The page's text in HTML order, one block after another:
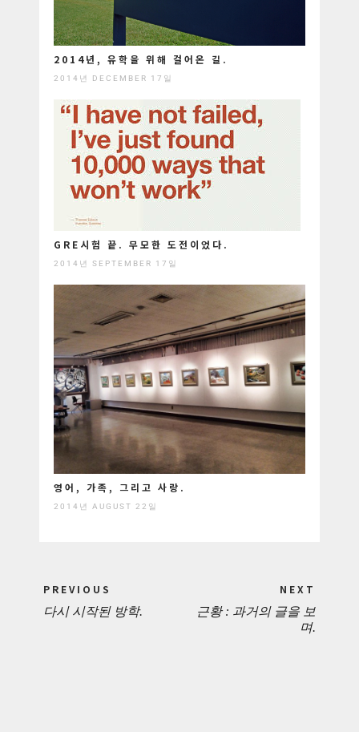
2014년, 유학을 위해 걸어온 길.
2014년 DECEMBER 17일
GRE시험 끝. 무모한 도전이었다.
2014년 SEPTEMBER 17일
영어, 가족, 그리고 사랑.
2014년 AUGUST 22일
navigation
PREVIOUS
PREVIOUS
다시 시작된 방학.
NEXT
근황 : 과거의 글을 보
며.